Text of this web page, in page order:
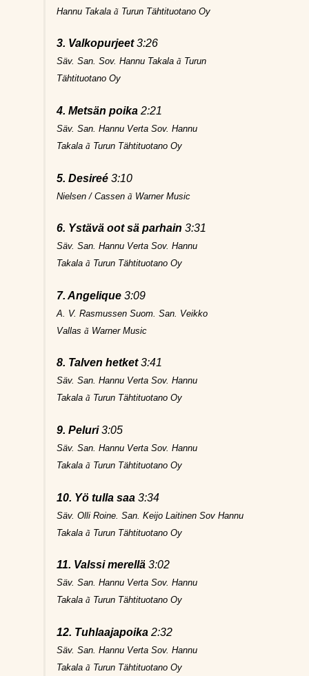
Hannu Takala ãTurun Tähtituotano Oy
3. Valkopurjeet3:26
Säv. San. Sov. Hannu Takala ãTurun
Tähtituotano Oy
4. Metsän poika 2:21
Säv. San. Hannu Verta Sov. Hannu
Takala ãTurun Tähtituotano Oy
5. Desireé 3:10
Nielsen / Cassen ãWarner Music
6. Ystävä oot sä parhain 3:31
Säv. San. Hannu Verta Sov. Hannu
Takala ãTurun Tähtituotano Oy
7. Angelique 3:09
A. V. Rasmussen Suom. San. Veikko
Vallas ãWarner Music
8. Talven hetket3:41
Säv. San. Hannu Verta Sov. Hannu
Takala ãTurun Tähtituotano Oy
9. Peluri3:05
Säv. San. Hannu Verta Sov. Hannu
Takala ãTurun Tähtituotano Oy
10. Yö tulla saa 3:34
Säv. Olli Roine. San. Keijo Laitinen Sov Hannu
Takala ãTurun Tähtituotano Oy
11. Valssi merellä 3:02
Säv. San. Hannu Verta Sov. Hannu
Takala ãTurun Tähtituotano Oy
12. Tuhlaajapoika 2:32
Säv. San. Hannu Verta Sov. Hannu
Takala ãTurun Tähtituotano Oy